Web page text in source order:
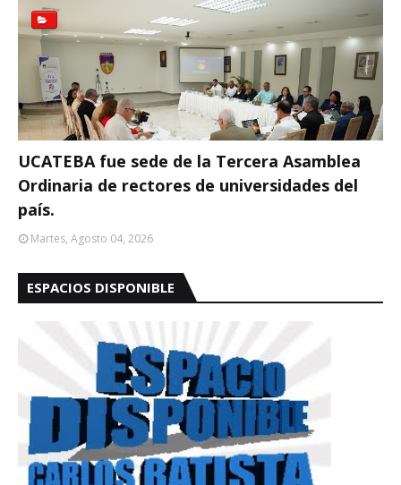
UCATEBA fue sede de la Tercera Asamblea
Ordinaria de rectores de universidades del
país.
Martes, Agosto 04, 2026
ESPACIOS DISPONIBLE